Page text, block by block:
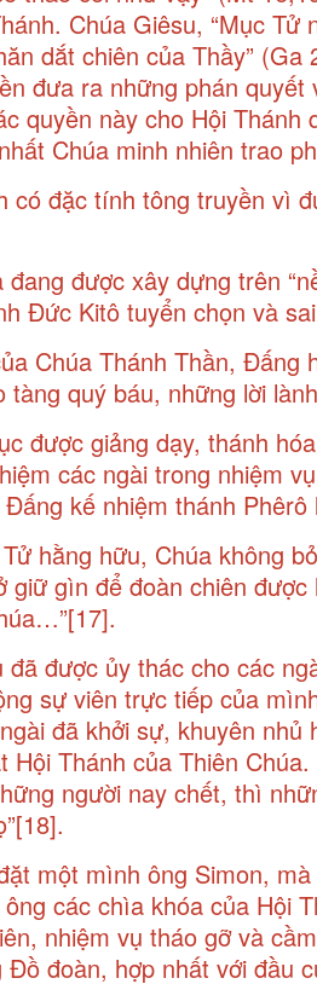
Chúa Giêsu, “Mục
dắt chiên của Thầy”
đưa ra những phán
quyền này cho Hội
Chúa minh nhiên trao
có đặc tính tông truyền vì
được xây dựng trên
Đức Kitô tuyển chọn và
Chúa Thánh Thần,
tàng quý báu, những lời
được giảng dạy, thánh
các ngài trong nhiệm
kế nhiệm thánh
hằng hữu, Chúa không
giữ gìn để đoàn chiên
[17].
đã được ủy thác cho các
sự viên trực tiếp của
đã khởi sự, khuyên
Hội Thánh của Thiên
người nay chết, thì
[18].
một mình ông Simon,
các chìa khóa của Hội
nhiệm vụ tháo gỡ và
đoàn, hợp nhất với đầu